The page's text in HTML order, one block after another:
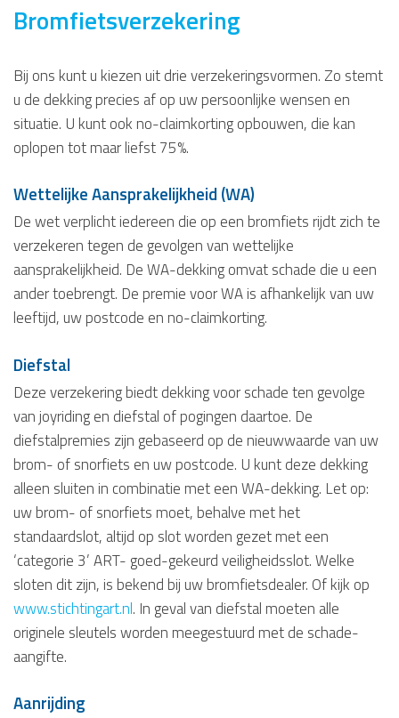
Bromfietsverzekering
Bij ons kunt u kiezen uit drie verzekeringsvormen. Zo stemt
u de dekking precies af op uw persoonlijke wensen en
situatie. U kunt ook no-claimkorting opbouwen, die kan
oplopen tot maar liefst 75%.
Wettelijke Aansprakelijkheid (WA)
De wet verplicht iedereen die op een bromfiets rijdt zich te
verzekeren tegen de gevolgen van wettelijke
aansprakelijkheid. De WA-dekking omvat schade die u een
ander toebrengt. De premie voor WA is afhankelijk van uw
leeftijd, uw postcode en no-claimkorting.
Diefstal
Deze verzekering biedt dekking voor schade ten gevolge
van joyriding en diefstal of pogingen daartoe. De
diefstalpremies zijn gebaseerd op de nieuwwaarde van uw
brom- of snorfiets en uw postcode. U kunt deze dekking
alleen sluiten in combinatie met een WA-dekking. Let op:
uw brom- of snorfiets moet, behalve met het
standaardslot, altijd op slot worden gezet met een
‘categorie 3’ ART- goed-gekeurd veiligheidsslot. Welke
sloten dit zijn, is bekend bij uw bromfietsdealer. Of kijk op
www.stichtingart.nl. In geval van diefstal moeten alle
originele sleutels worden meegestuurd met de schade-
aangifte.
Aanrijding